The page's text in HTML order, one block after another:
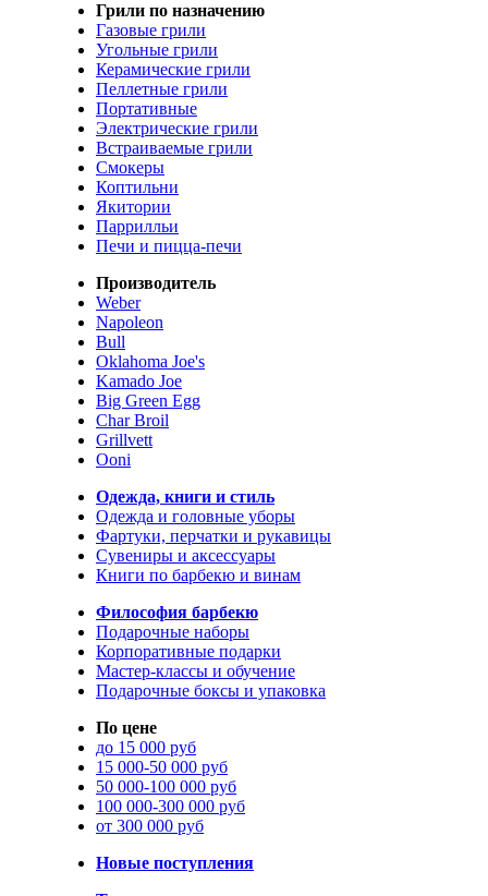
Грили по назначению
Газовые грили
Угольные грили
Керамические грили
Пеллетные грили
Портативные
Электрические грили
Встраиваемые грили
Смокеры
Коптильни
Якитории
Паррилльи
Печи и пицца-печи
Производитель
Weber
Napoleon
Bull
Oklahoma Joe's
Kamado Joe
Big Green Egg
Char Broil
Grillvett
Ooni
Одежда, книги и стиль
Одежда и головные уборы
Фартуки, перчатки и рукавицы
Сувениры и аксессуары
Книги по барбекю и винам
Философия барбекю
Подарочные наборы
Корпоративные подарки
Мастер-классы и обучение
Подарочные боксы и упаковка
По цене
до 15 000 руб
15 000-50 000 руб
50 000-100 000 руб
100 000-300 000 руб
от 300 000 руб
Новые поступления